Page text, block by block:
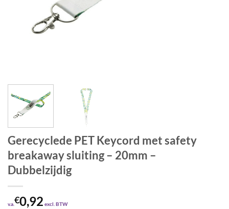
Gerecyclede PET Keycord met safety
breakaway sluiting – 20mm –
Dubbelzijdig
v.a.€0,92 excl. BTW